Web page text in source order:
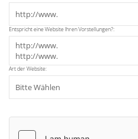
Entspricht eine Website Ihren Vorstellungen?:
Art der Website: